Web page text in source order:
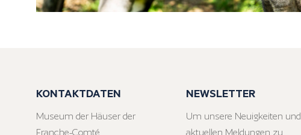
KONTAKTDATEN
Museum der Häuser der
Franche-Comté
NEWSLETTER
Um unsere Neuigkeiten und
aktuellen Meldungen zu